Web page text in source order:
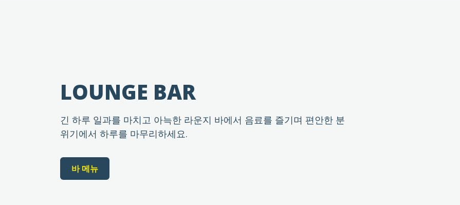
LOUNGE BAR
긴 하루 일과를 마치고 아늑한 라운지 바에서 음료를 즐기며 편안한 분
위기에서 하루를 마무리하세요.
바 메뉴